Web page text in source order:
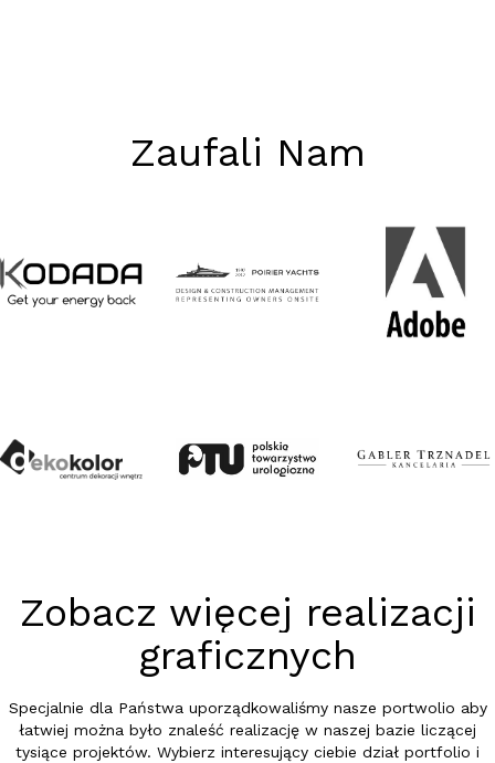
Zaufali Nam
Zobacz więcej realizacji
graficznych
Specjalnie dla Państwa uporządkowaliśmy nasze portwolio aby
łatwiej można było znaleść realizację w naszej bazie liczącej
tysiące projektów. Wybierz interesujący ciebie dział portfolio i